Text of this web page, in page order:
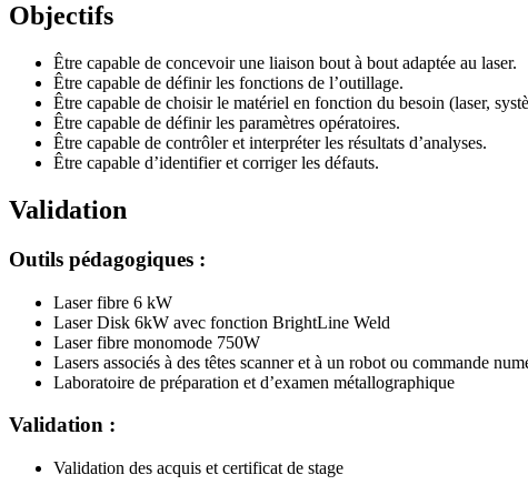
Objectifs
Être capable de concevoir une liaison bout à bout adaptée au laser.
Être capable de définir les fonctions de l’outillage.
Être capable de choisir le matériel en fonction du besoin (laser,
Être capable de définir les paramètres opératoires.
Être capable de contrôler et interpréter les résultats d’analyses.
Être capable d’identifier et corriger les défauts.
Validation
Outils pédagogiques :
Laser fibre 6 kW
Laser Disk 6kW avec fonction BrightLine Weld
Laser fibre monomode 750W
Lasers associés à des têtes scanner et à un robot ou commande
Laboratoire de préparation et d’examen métallographique
Validation :
Validation des acquis et certificat de stage